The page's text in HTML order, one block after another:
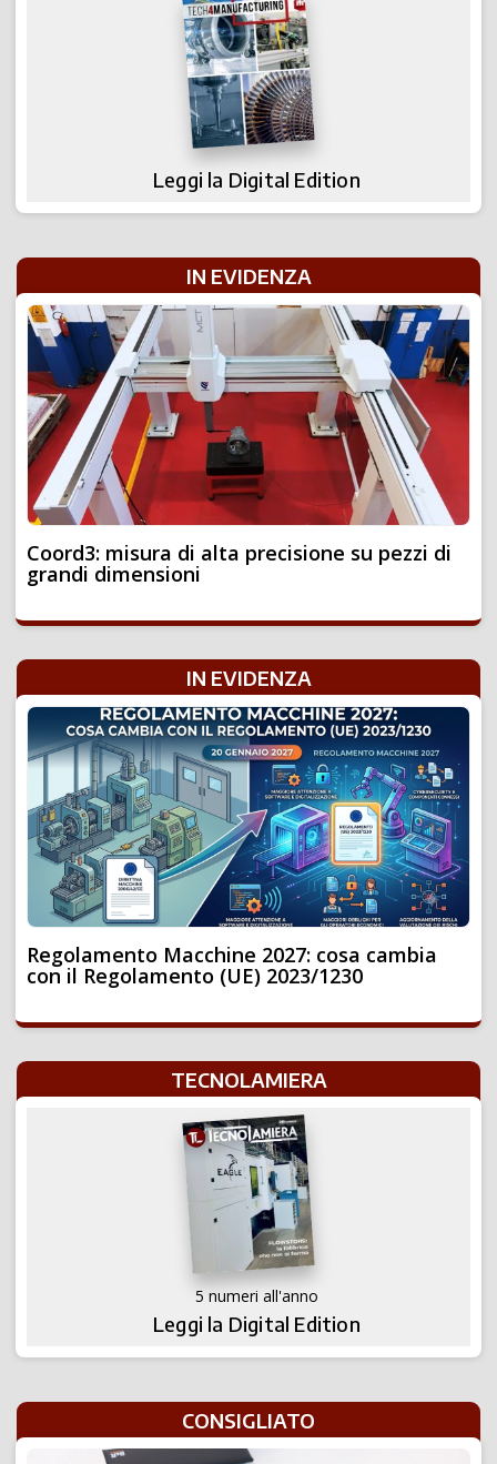
Leggi la Digital Edition
IN EVIDENZA
Coord3: misura di alta precisione su pezzi di
grandi dimensioni
IN EVIDENZA
Regolamento Macchine 2027: cosa cambia
con il Regolamento (UE) 2023/1230
TECNOLAMIERA
5 numeri all'anno
Leggi la Digital Edition
CONSIGLIATO